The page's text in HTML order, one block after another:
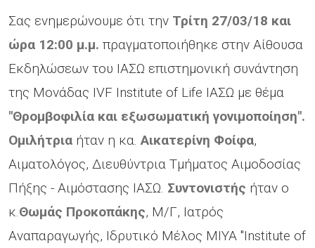
Σας ενημερώνουμε ότι την Τρίτη 27/03/18 και
ώρα 12:00 μ.μ. πραγματοποιήθηκε στην Αίθουσα
Εκδηλώσεων του ΙΑΣΩ επιστημονική συνάντηση
της Μονάδας IVF Institute of Life ΙΑΣΩ με θέμα
"Θρομβοφιλία και εξωσωματική γονιμοποίηση".
Ομιλήτρια ήταν η κα.Αικατερίνη Φοίφα,
Αιματολόγος, Διευθύντρια Τμήματος Αιμοδοσίας
Πήξης - Αιμόστασης ΙΑΣΩ. Συντονιστής ήταν ο
κ.Θωμάς Προκοπάκης, Μ/Γ, Ιατρός
Αναπαραγωγής, Ιδρυτικό Μέλος ΜΙΥΑ "Institute of